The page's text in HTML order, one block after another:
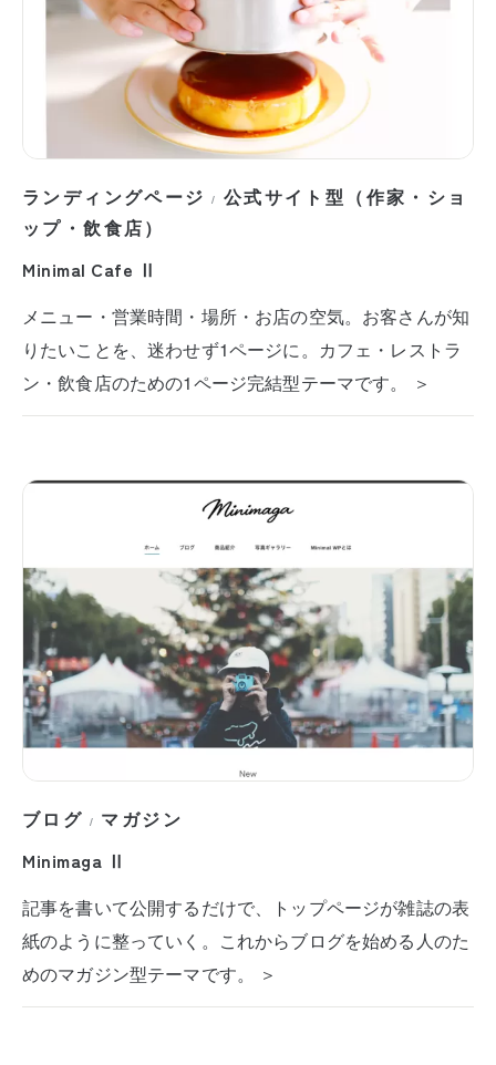
ランディングページ / 公式サイト型（作家・ショ
ップ・飲食店）
Minimal Cafe Ⅱ
メニュー・営業時間・場所・お店の空気。お客さんが知
りたいことを、迷わせず1ページに。カフェ・レストラ
ン・飲食店のための1ページ完結型テーマです。 ＞
ブログ / マガジン
Minimaga Ⅱ
記事を書いて公開するだけで、トップページが雑誌の表
紙のように整っていく。これからブログを始める人のた
めのマガジン型テーマです。 ＞